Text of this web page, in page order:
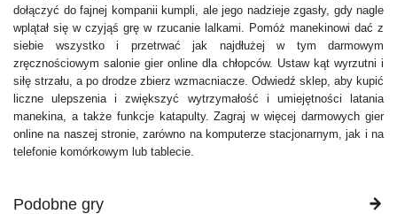
dołączyć do fajnej kompanii kumpli, ale jego nadzieje zgasły, gdy nagle
wplątał się w czyjąś grę w rzucanie lalkami. Pomóż manekinowi dać z
siebie wszystko i przetrwać jak najdłużej w tym darmowym
zręcznościowym salonie gier online dla chłopców. Ustaw kąt wyrzutni i
siłę strzału, a po drodze zbierz wzmacniacze. Odwiedź sklep, aby kupić
liczne ulepszenia i zwiększyć wytrzymałość i umiejętności latania
manekina, a także funkcje katapulty. Zagraj w więcej darmowych gier
online na naszej stronie, zarówno na komputerze stacjonarnym, jak i na
telefonie komórkowym lub tablecie.
Podobne gry